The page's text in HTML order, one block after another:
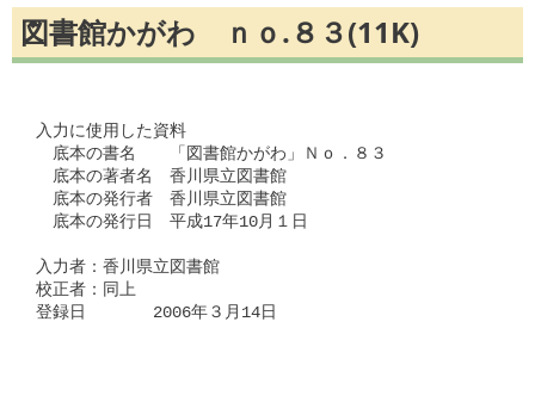
図書館かがわ ｎｏ.８３(11K)
入力に使用した資料
底本の書名　　「図書館かがわ」Ｎｏ．８３
底本の著者名　香川県立図書館
底本の発行者　香川県立図書館
底本の発行日　平成17年10月１日
入力者：香川県立図書館
校正者：同上
登録日　　　　2006年３月14日